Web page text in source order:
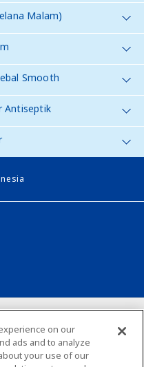
Malam)
Smooth
Antiseptik
Lokasi seluruh dunia
Lingkungan yang dianjurkan
on our
ads and to analyze
your use of our